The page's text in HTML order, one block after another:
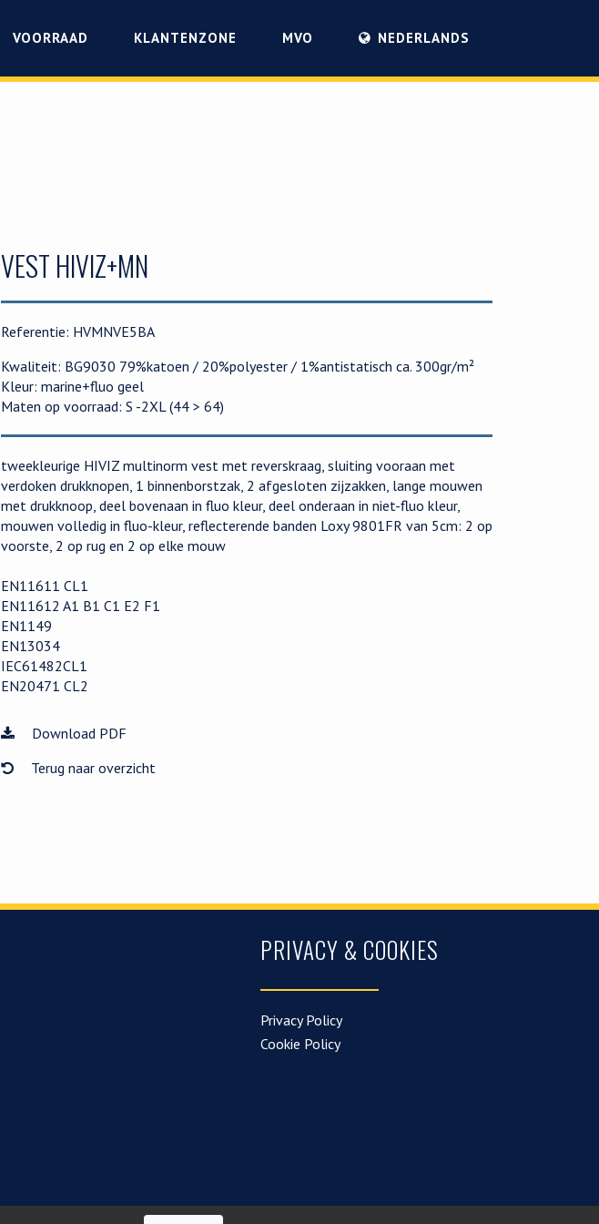
VOORRAAD KLANTENZONE MVO NEDERLANDS
VEST HIVIZ+MN
Referentie: HVMNVE5BA
Kwaliteit: BG9030 79%katoen / 20%polyester / 1%antistatisch ca. 300gr/m²
Kleur: marine+fluo geel
Maten op voorraad: S -2XL (44 > 64)
tweekleurige HIVIZ multinorm vest met reverskraag, sluiting vooraan met
verdoken drukknopen, 1 binnenborstzak, 2 afgesloten zijzakken, lange mouwen
met drukknoop, deel bovenaan in fluo kleur, deel onderaan in niet-fluo kleur,
mouwen volledig in fluo-kleur, reflecterende banden Loxy 9801FR van 5cm: 2 op
voorste, 2 op rug en 2 op elke mouw
EN11611 CL1
EN11612 A1 B1 C1 E2 F1
EN1149
EN13034
IEC61482CL1
EN20471 CL2
Download PDF
Terug naar overzicht
PRIVACY & COOKIES
Privacy Policy
Cookie Policy